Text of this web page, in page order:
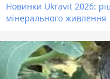
Новинки Ukravit 2026:
мінерального живлення